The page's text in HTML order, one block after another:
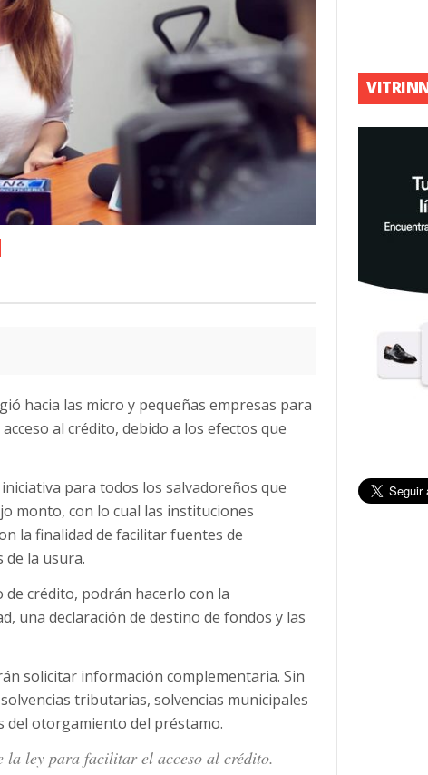
hacia las micro y pequeñas empresas para
al crédito, debido a los efectos que
para todos los salvadoreños que
monto, con lo cual las instituciones
la finalidad de facilitar fuentes de
de la usura.
de crédito, podrán hacerlo con la
una declaración de destino de fondos y las
solicitar información complementaria. Sin
tributarias, solvencias municipales
del otorgamiento del préstamo.
la ley para facilitar el acceso al crédito.